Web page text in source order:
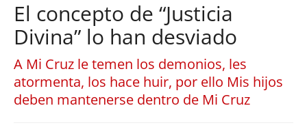
El concepto de “Justicia
Divina” lo han desviado
A Mi Cruz le temen los demonios, les
atormenta, los hace huir, por ello Mis hijos
deben mantenerse dentro de Mi Cruz